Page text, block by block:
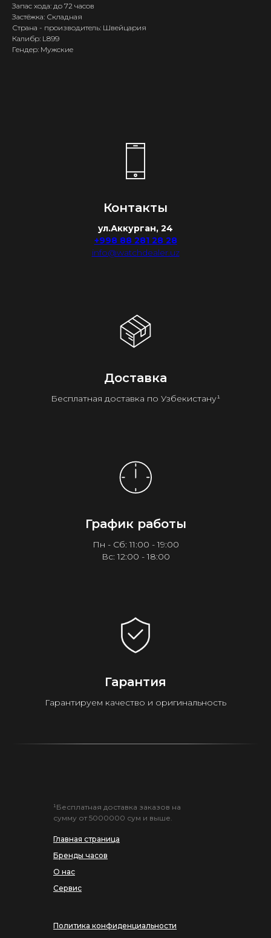
Запас хода: до 72 часов
Застёжка: Складная
Страна - производитель: Швейцария
Калибр: L899
Гендер: Мужские
Контакты
ул.Аккурган, 24
+998 88 281 28 28
info@watchdealer.uz
Доставка
Бесплатная доставка по Узбекистану¹
График работы
Пн - Сб: 11:00 - 19:00
Вс: 12:00 - 18:00
Гарантия
Гарантируем качество и оригинальность
Главная страница
Бренды часов
О нас
Сервис
¹Бесплатная доставка заказов на
сумму от 5000000 сум и выше.
Политика конфиденциальности